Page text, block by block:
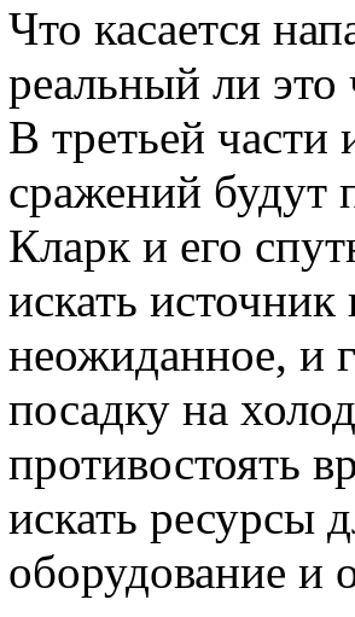
Что касается
реальный ли
В третьей части
сражений будут
Кларк и его
искать
неожиданное, и
посадку на
противостоять
искать ресурсы
оборудование и